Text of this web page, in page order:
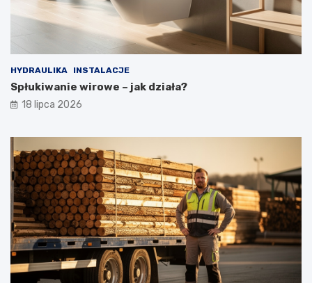
HYDRAULIKA INSTALACJE
Spłukiwanie wirowe – jak działa?
18 lipca 2026